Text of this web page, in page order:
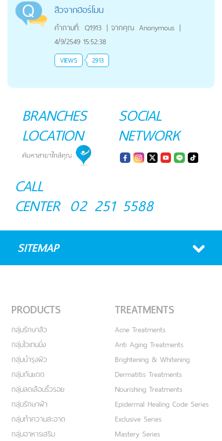
สิวจากฮอร์โมน
คำถามที่: Q1913 | จากคุณ Anonymous |
4/9/2549 15:52:38
VIEWS 2913
BRANCHES
LOCATION
SOCIAL
NETWORK
CALL
CENTER 02 251 5588
SITEMAP
PRODUCTS
กลุ่มรักษาสิว
กลุ่มไวเทนนิ่ง
กลุ่มบำรุงผิว
กลุ่มกันแดด
กลุ่มลดเลือนริ้วรอย
กลุ่มรักษาฝ้า
กลุ่มทำความสะอาด
กลุ่มอาหารเสริม
TREATMENTS
Acne Treatments
Anti Aging Treatments
Brightening & Whitening
Dermatitis Treatments
Nourishing Treatments
Epidermal Healing Code Series
Exclusive Series
Mastery Series